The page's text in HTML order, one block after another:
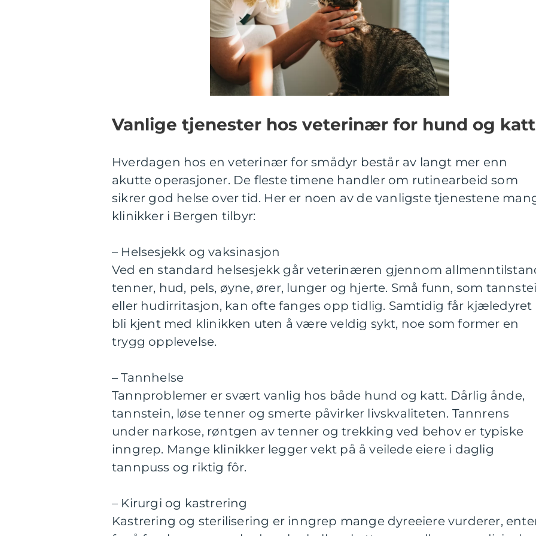
Vanlige tjenester hos veterinær for hund og katt
Hverdagen hos en veterinær for smådyr består av langt mer enn
akutte operasjoner. De fleste timene handler om rutinearbeid som
sikrer god helse over tid. Her er noen av de vanligste tjenestene
klinikker i Bergen tilbyr:
– Helsesjekk og vaksinasjon
Ved en standard helsesjekk går veterinæren gjennom
tenner, hud, pels, øyne, ører, lunger og hjerte. Små funn, som
eller hudirritasjon, kan ofte fanges opp tidlig. Samtidig får kjæledyret
bli kjent med klinikken uten å være veldig sykt, noe som former en
trygg opplevelse.
– Tannhelse
Tannproblemer er svært vanlig hos både hund og katt. Dårlig ånde,
tannstein, løse tenner og smerte påvirker livskvaliteten. Tannrens
under narkose, røntgen av tenner og trekking ved behov er typiske
inngrep. Mange klinikker legger vekt på å veilede eiere i daglig
tannpuss og riktig fôr.
– Kirurgi og kastrering
Kastrering og sterilisering er inngrep mange dyreeiere vurderer,